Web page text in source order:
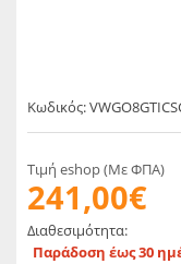
Κωδικός:
Τιμή eshop (Με ΦΠΑ)
241,00€
Διαθεσιμότητα:
Παράδοση έως 30